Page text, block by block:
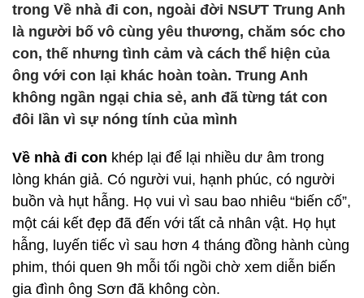
trong Về nhà đi con, ngoài đời NSƯT Trung Anh
là người bố vô cùng yêu thương, chăm sóc cho
con, thế nhưng tình cảm và cách thể hiện của
ông với con lại khác hoàn toàn. Trung Anh
không ngần ngại chia sẻ, anh đã từng tát con
đôi lần vì sự nóng tính của mình
Về nhà đi con khép lại để lại nhiều dư âm trong
lòng khán giả. Có người vui, hạnh phúc, có người
buồn và hụt hẫng. Họ vui vì sau bao nhiêu “biến cố”,
một cái kết đẹp đã đến với tất cả nhân vật. Họ hụt
hẫng, luyến tiếc vì sau hơn 4 tháng đồng hành cùng
phim, thói quen 9h mỗi tối ngồi chờ xem diễn biến
gia đình ông Sơn đã không còn.